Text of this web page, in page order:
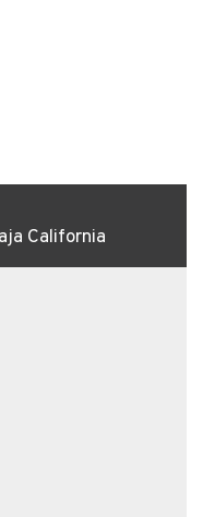
California